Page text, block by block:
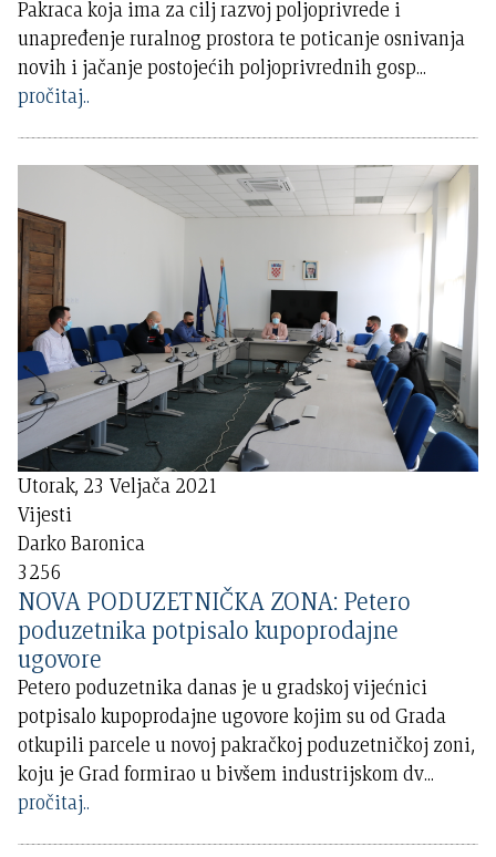
Pakraca koja ima za cilj razvoj poljoprivrede i
unapređenje ruralnog prostora te poticanje osnivanja
novih i jačanje postojećih poljoprivrednih gosp...
pročitaj..
Utorak, 23 Veljača 2021
Vijesti
Darko Baronica
3256
NOVA PODUZETNIČKA ZONA: Petero
poduzetnika potpisalo kupoprodajne
ugovore
Petero poduzetnika danas je u gradskoj vijećnici
potpisalo kupoprodajne ugovore kojim su od Grada
otkupili parcele u novoj pakračkoj poduzetničkoj zoni,
koju je Grad formirao u bivšem industrijskom dv...
pročitaj..